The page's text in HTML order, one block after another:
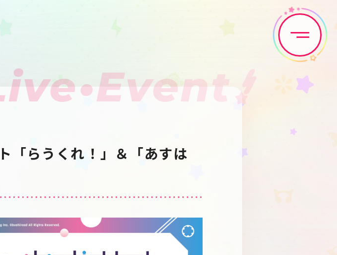
Home News
Artist Anime
Schedule
「らうくれ！」＆「あすは